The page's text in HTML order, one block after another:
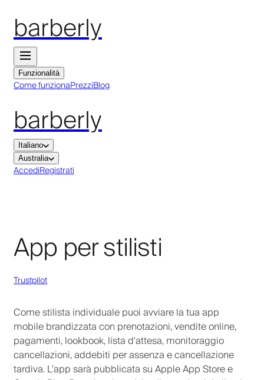
barberly
Funzionalità
Come funzionaPrezziBlog
barberly
Italiano
Australia
AccediRegistrati
App per stilisti
Trustpilot
Come stilista individuale puoi avviare la tua app
mobile brandizzata con prenotazioni, vendite online,
pagamenti, lookbook, lista d'attesa, monitoraggio
cancellazioni, addebiti per assenza e cancellazione
tardiva. L'app sarà pubblicata su Apple App Store e